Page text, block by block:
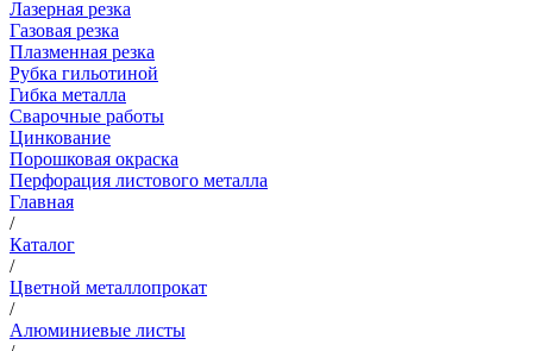
Лазерная резка
Газовая резка
Плазменная резка
Рубка гильотиной
Гибка металла
Сварочные работы
Цинкование
Порошковая окраска
Перфорация листового металла
Главная
/
Каталог
/
Цветной металлопрокат
/
Алюминиевые листы